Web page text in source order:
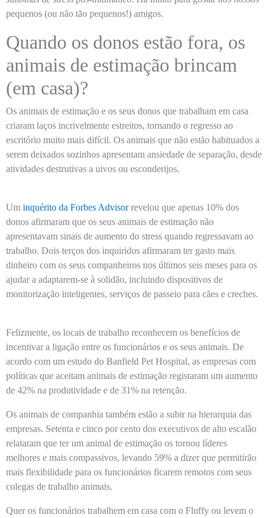
pequenos (ou não tão pequenos!) amigos.
Quando os donos estão fora, os
animais de estimação brincam
(em casa)?
Os animais de estimação e os seus donos que trabalham em casa
criaram laços incrivelmente estreitos, tornando o regresso ao
escritório muito mais difícil. Os animais que não estão habituados a
serem deixados sozinhos apresentam ansiedade de separação, desde
atividades destrutivas a uivos ou esconderijos.
Um inquérito da Forbes Advisorrevelou que apenas 10% dos
donos afirmaram que os seus animais de estimação não
apresentavam sinais de aumento do stress quando regressavam ao
trabalho. Dois terços dos inquiridos afirmaram ter gasto mais
dinheiro com os seus companheiros nos últimos seis meses para os
ajudar a adaptarem-se à solidão, incluindo dispositivos de
monitorização inteligentes, serviços de passeio para cães e creches.
Felizmente, os locais de trabalho reconhecem os benefícios de
incentivar a ligação entre os funcionários e os seus animais. De
acordo com um estudo do Banfield Pet Hospital, as empresas com
políticas que aceitam animais de estimação registaram um aumento
de 42% na produtividade e de 31% na retenção.
Os animais de companhia também estão a subir na hierarquia das
empresas. Setenta e cinco por cento dos executivos de alto escalão
relataram que ter um animal de estimação os tornou líderes
melhores e mais compassivos, levando 59% a dizer que permitirão
mais flexibilidade para os funcionários ficarem remotos com seus
colegas de trabalho animais.
Quer os funcionários trabalhem em casa com o Fluffy ou levem o